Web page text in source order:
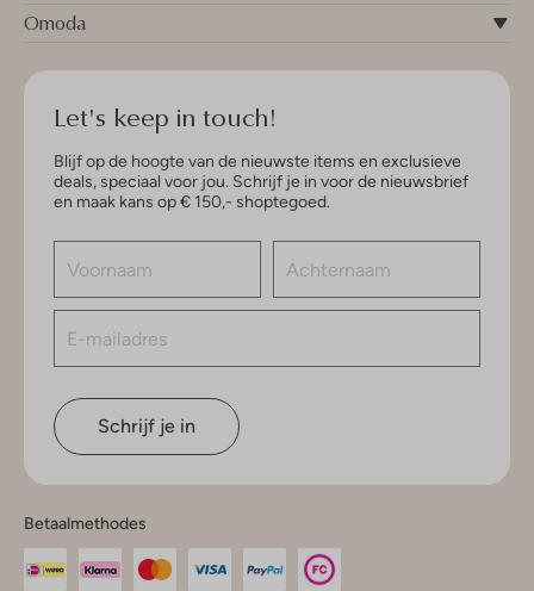
Omoda
Let's keep in touch!
Blijf op de hoogte van de nieuwste items en exclusieve
deals, speciaal voor jou. Schrijf je in voor de nieuwsbrief
en maak kans op € 150,- shoptegoed.
Schrijf je in
Betaalmethodes